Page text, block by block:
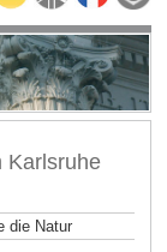
Karlsruhe
die Natur